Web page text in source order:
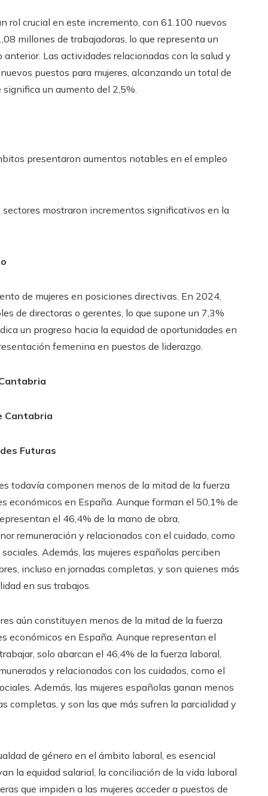
rol crucial en este incremento, con 61.100 nuevos
millones de trabajadoras, lo que representa un
Las actividades relacionadas con la salud y
puestos para mujeres, alcanzando un total de
un aumento del 2,5%.
presentaron aumentos notables en el empleo
mostraron incrementos significativos en la
de mujeres en posiciones directivas. En 2024,
de directoras o gerentes, lo que supone un 7,3%
un progreso hacia la equidad de oportunidades en
femenina en puestos de liderazgo.
Cantabria
Futuras
todavía componen menos de la mitad de la fuerza
económicos en España. Aunque forman el 50,1% de
el 46,4% de la mano de obra,
remuneración y relacionados con el cuidado, como
Además, las mujeres españolas perciben
incluso en jornadas completas, y son quienes más
en sus trabajos.
aún constituyen menos de la mitad de la fuerza
económicos en España. Aunque representan el
solo abarcan el 46,4% de la fuerza laboral,
y relacionados con los cuidados, como el
Además, las mujeres españolas ganan menos
completas, y son las que más sufren la parcialidad y
de género en el ámbito laboral, es esencial
la equidad salarial, la conciliación de la vida laboral
que impiden a las mujeres acceder a puestos de